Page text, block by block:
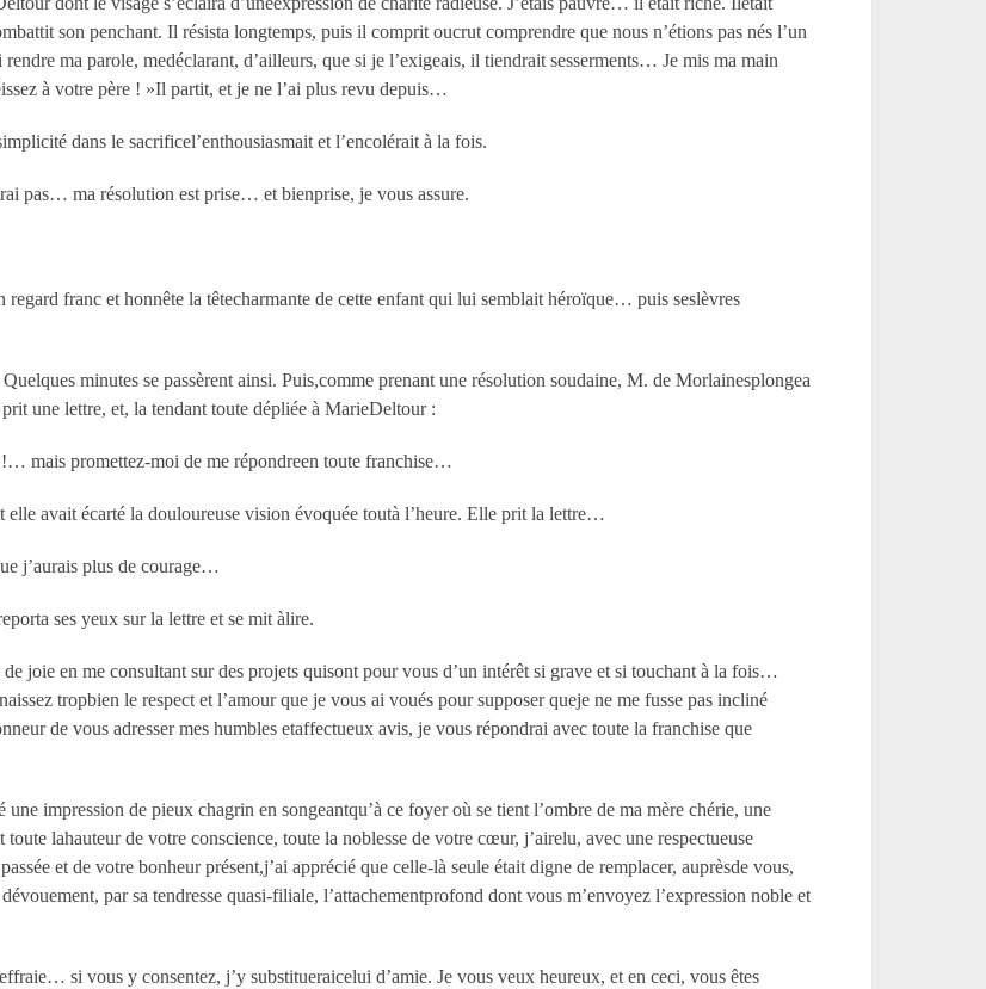
son penchant. Il résista longtemps, puis il comprit oucrut comprendre que nous n’étions pas nés l’un
ma parole, medéclarant, d’ailleurs, que si je l’exigeais, il tiendrait sesserments… Je mis ma main
à votre père ! »Il partit, et je ne l’ai plus revu depuis…
dans le sacrificel’enthousiasmait et l’encolérait à la fois.
pas… ma résolution est prise… et bienprise, je vous assure.
regard franc et honnête la têtecharmante de cette enfant qui lui semblait héroïque… puis seslèvres
minutes se passèrent ainsi. Puis,comme prenant une résolution soudaine, M. de Morlainesplongea
une lettre, et, la tendant toute dépliée à MarieDeltour :
mais promettez-moi de me répondreen toute franchise…
elle avait écarté la douloureuse vision évoquée toutà l’heure. Elle prit la lettre…
j’aurais plus de courage…
ses yeux sur la lettre et se mit àlire.
joie en me consultant sur des projets quisont pour vous d’un intérêt si grave et si touchant à la fois…
tropbien le respect et l’amour que je vous ai voués pour supposer queje ne me fusse pas incliné
de vous adresser mes humbles etaffectueux avis, je vous répondrai avec toute la franchise que
impression de pieux chagrin en songeantqu’à ce foyer où se tient l’ombre de ma mère chérie, une
lahauteur de votre conscience, toute la noblesse de votre cœur, j’airelu, avec une respectueuse
et de votre bonheur présent,j’ai apprécié que celle-là seule était digne de remplacer, auprèsde vous,
par sa tendresse quasi-filiale, l’attachementprofond dont vous m’envoyez l’expression noble et
si vous y consentez, j’y substitueraicelui d’amie. Je vous veux heureux, et en ceci, vous êtes